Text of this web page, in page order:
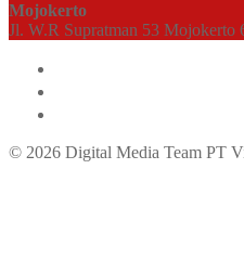
Mojokerto
Jl. W.R Supratman 53 Mojokerto
© 2026 Digital Media Team PT